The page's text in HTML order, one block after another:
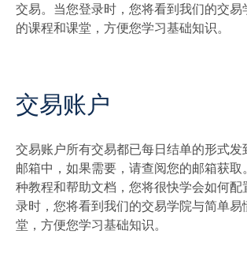
交易。当您登录时，您将看到我们的交易
的课程和课堂，方便您学习基础知识。
交易账户​
交易账户所有交易都已每日结单的形式发
邮箱中，如果需要，请查阅您的邮箱获取。
种教程和帮助文档，您将很快学会如何配
录时，您将看到我们的交易学院与简单易
堂，方便您学习基础知识。